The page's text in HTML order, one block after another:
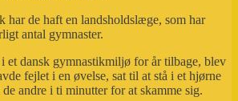
har de haft en landsholdslæge, som har
antal gymnaster.
et dansk gymnastikmiljø for år tilbage, blev
fejlet i en øvelse, sat til at stå i et hjørne
andre i ti minutter for at skamme sig.